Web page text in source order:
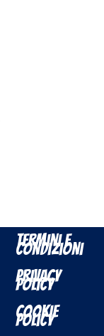
Termini e
Condizioni
Privacy
Policy
Cookie
Policy